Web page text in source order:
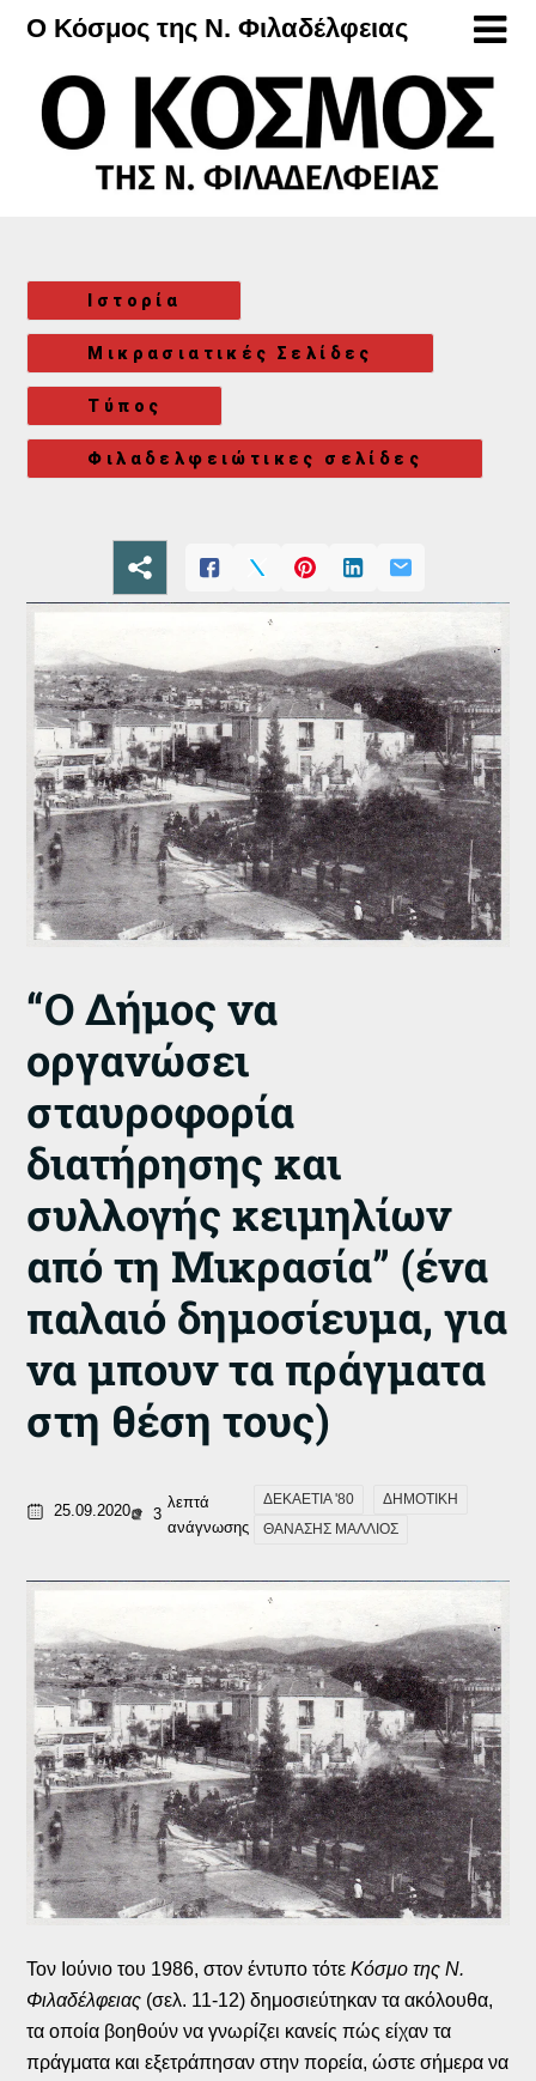
Μετάβαση
περιεχόμενο
Ο Κόσμος της Ν. Φιλαδέλφειας
Ιστορία
Μικρασιατικές Σελίδες
Τύπος
Φιλαδελφειώτικες σελίδες
“Ο Δήμος να
οργανώσει
σταυροφορία
διατήρησης και
συλλογής κειμηλίων
από τη Μικρασία” (ένα
παλαιό δημοσίευμα, για
να μπουν τα πράγματα
στη θέση τους)
25.09.2020 3
λεπτά
ανάγνωσης
ΔΕΚΑΕΤΙΑ '80
ΔΗΜΟΤΙΚΗ
ΘΑΝΑΣΗΣ ΜΑΛΛΙΟΣ
Τον Ιούνιο του 1986, στον έντυπο τότεΚόσμο της Ν.
Φιλαδέλφειας (σελ. 11-12) δημοσιεύτηκαν τα ακόλουθα,
τα οποία βοηθούν να γνωρίζει κανείς πώς είχαν τα
πράγματα και εξετράπησαν στην πορεία, ώστε σήμερα να